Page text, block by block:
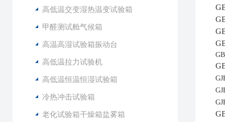
高低温交变湿热温变试验箱
甲醛测试舱气候箱
高温高湿试验箱振动台
高低温拉力试验机
高低温恒温恒湿试验箱
冷热冲击试验箱
老化试验箱干燥箱盐雾箱